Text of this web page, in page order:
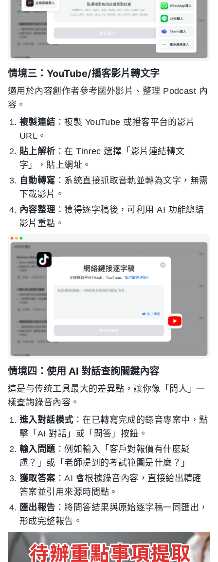
情境三：YouTube/播客影片轉文字
適用於內容創作者參考國外影片、整理 Podcast 內
容。
複製連結 ：複製 YouTube 或播客平台的影片
URL。
貼上解析 ：在 Tinrec 選擇「影片連結轉文
字」，貼上網址。
自動轉寫 ：系統直接抓取音軌並轉為文字，無需
下載影片。
內容整理：獲得逐字稿後，可利用 AI 功能總結
影片重點。
情境四：使用 AI 對話查詢關鍵內容
這是与传统工具最大的差異點，讓你像「問人」一
樣查詢錄音內容。
進入對話模式：在已轉寫完成的錄音專案中，點
擊「AI 對話」或「問答」按鈕。
輸入問題 ：例如輸入「客戶對報價有什麼疑
慮？」或「老師提到的考試範圍是什麼？」
獲取答案 ：AI 會根據錄音內容，直接給出精確
答案並引用來源時間點。
匯出報告 ：將問答結果與原始逐字稿一同匯出，
形成完整報告。